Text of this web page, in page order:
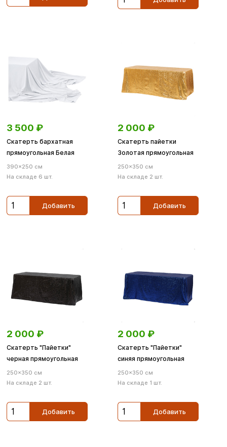
3 500 ₽
Скатерть бархатная
прямоугольная Белая
390×250 см
На складе 6 шт.
Добавить
2 000 ₽
Скатерть пайетки
Золотая прямоугольная
250×350 см
На складе 2 шт.
Добавить
2 000 ₽
Скатерть "Пайетки"
черная прямоугольная
250×350 см
На складе 2 шт.
Добавить
2 000 ₽
Скатерть "Пайетки"
синяя прямоугольная
250×350 см
На складе 1 шт.
Добавить